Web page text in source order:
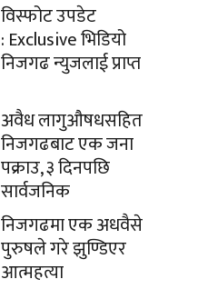
विस्फोट उपडेट
: Exclusive भिडियो
निजगढ न्युजलाई प्राप्त
अवैध लागुऔषधसहित
निजगढबाट एक जना
पक्राउ, ३ दिनपछि
सार्वजनिक
निजगढमा एक अधवैसे
पुरुषले गरे झुण्डिएर
आत्महत्या